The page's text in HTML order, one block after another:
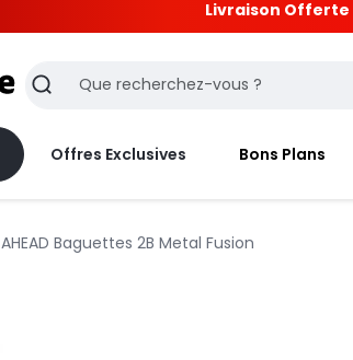
Livraison Offerte
Recherche
Offres Exclusives Bons Plans
AHEAD Baguettes 2B Metal Fusion